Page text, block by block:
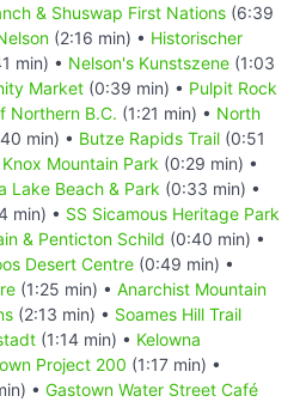
& Shuswap First Nations (6:39
(2:16 min) • Historischer
min) • Nelson's Kunstszene (1:03
Market (0:39 min) • Pulpit Rock
Northern B.C. (1:21 min) • North
min) • Butze Rapids Trail (0:51
Knox Mountain Park (0:29 min) •
Lake Beach & Park (0:33 min) •
min) • SS Sicamous Heritage Park
& Penticton Schild (0:40 min) •
Desert Centre (0:49 min) •
(1:25 min) • Anarchist Mountain
(2:13 min) • Soames Hill Trail
(1:14 min) • Kelowna
Project 200 (1:17 min) •
• Gastown Water Street Café